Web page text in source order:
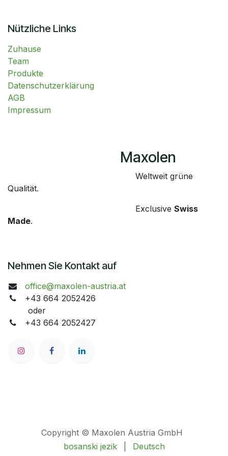
Nützliche Links
Zuhause
Team
Produkte
Datenschutzerklärung
AGB
Impressum
​Maxolen
​Weltweit grüne
Qualität.
​Exclusive Swiss
Made.
Nehmen Sie Kontakt auf
office@maxolen-austria.at
+43 664 2052426
oder
+43 664 2052427
Copyright © Maxolen Austria GmbH
bosanski jezik
Deutsch